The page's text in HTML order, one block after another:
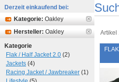
Artikel
Derzeit einkaufend bei:
Kategorie: Oakley
Hersteller: Oakley
Kategorie
Flak / Half Jacket 2.0 (2)
Jackets (4)
Racing Jacket / Jawbreaker (1)